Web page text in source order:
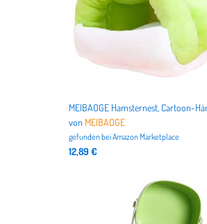
von MEIBAOGE
gefunden beiAmazon Marketplace
12,89 €